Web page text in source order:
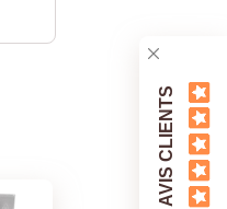
AVIS CLIENTS